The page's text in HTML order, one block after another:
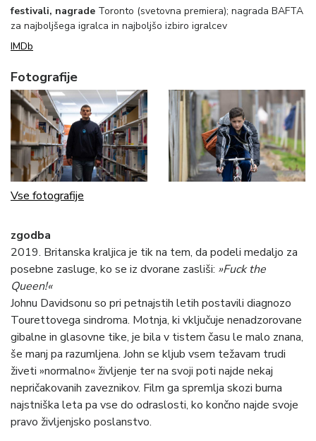
festivali, nagrade Toronto (svetovna premiera); nagrada BAFTA
za najboljšega igralca in najboljšo izbiro igralcev
IMDb
Fotografije
Vse fotografije
zgodba
2019. Britanska kraljica je tik na tem, da podeli medaljo za
posebne zasluge, ko se iz dvorane zasliši: »Fuck the
Queen!«
Johnu Davidsonu so pri petnajstih letih postavili diagnozo
Tourettovega sindroma. Motnja, ki vključuje nenadzorovane
gibalne in glasovne tike, je bila v tistem času le malo znana,
še manj pa razumljena. John se kljub vsem težavam trudi
živeti »normalno« življenje ter na svoji poti najde nekaj
nepričakovanih zaveznikov. Film ga spremlja skozi burna
najstniška leta pa vse do odraslosti, ko končno najde svoje
pravo življenjsko poslanstvo.